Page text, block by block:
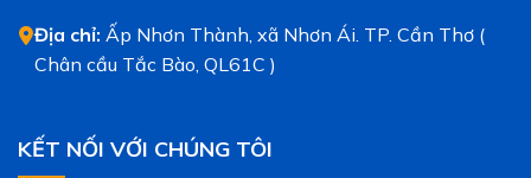
Địa chỉ: Ấp Nhơn Thành, xã Nhơn Ái. TP. Cần Thơ (
Chân cầu Tắc Bào, QL61C )
KẾT NỐI VỚI CHÚNG TÔI